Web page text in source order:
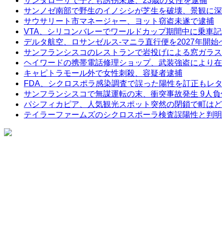
サンノゼ南部で野生のイノシシが芝生を破壊、景観に
サウサリート市マネージャー、ヨット窃盗未遂で逮捕
VTA、シリコンバレーでワールドカップ期間中に乗車
デルタ航空、ロサンゼルス-マニラ直行便を2027年開始
サンフランシスコのレストランで岩投げによる窓ガラ
ヘイワードの携帯電話修理ショップ、武装強盗により
キャピトラモール外で女性刺殺、容疑者逮捕
FDA、シクロスポラ感染調査で誤った陽性を訂正もレ
サンフランシスコで無謀運転の末、衝突事故発生 9人負
パシフィカピア、人気観光スポット突然の閉鎖で町は
テイラーファームズのシクロスポーラ検査誤陽性と判